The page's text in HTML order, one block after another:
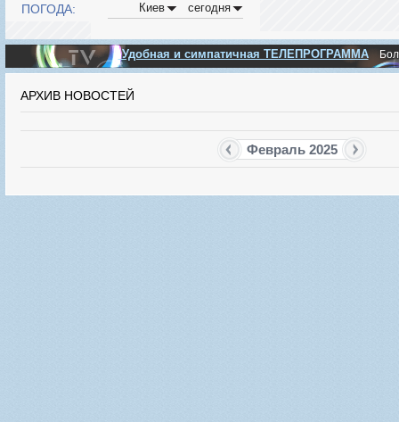
ПОГОДА: Киев сегодня
Удобная и симпатичная ТЕЛЕПРОГРАММА
АРХИВ НОВОСТЕЙ
Февраль 2025